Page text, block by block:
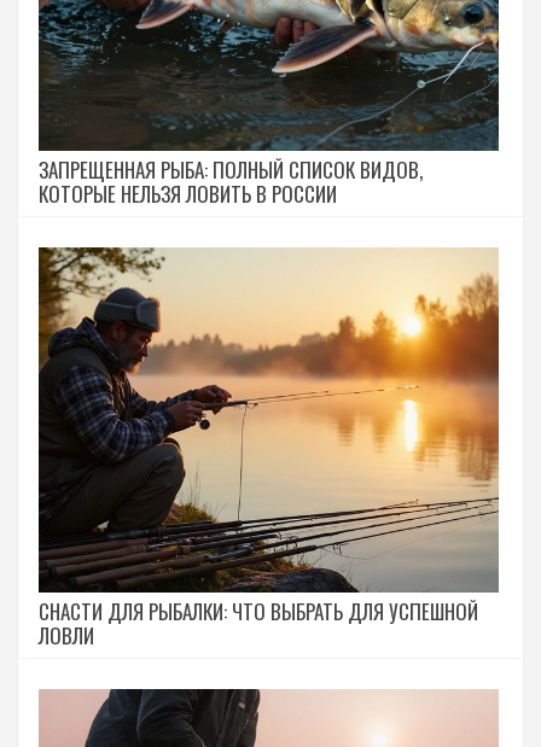
ЗАПРЕЩЕННАЯ РЫБА: ПОЛНЫЙ СПИСОК ВИДОВ,
КОТОРЫЕ НЕЛЬЗЯ ЛОВИТЬ В РОССИИ
СНАСТИ ДЛЯ РЫБАЛКИ: ЧТО ВЫБРАТЬ ДЛЯ УСПЕШНОЙ
ЛОВЛИ